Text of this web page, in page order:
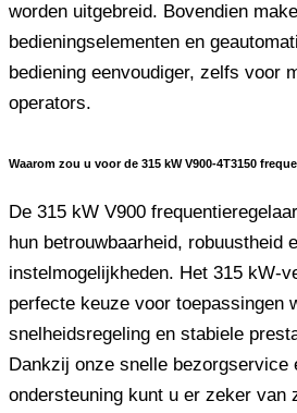
worden uitgebreid. Bovendien
bedieningselementen en
bediening eenvoudiger, zelfs voor
operators.
Waarom zou u voor de 315 kW V900-4T3150
De 315 kW V900
hun betrouwbaarheid, robuustheid
instelmogelijkheden. Het 315 kW-
perfecte keuze voor toepassingen
snelheidsregeling en stabiele
Dankzij onze snelle bezorgservice
ondersteuning kunt u er zeker van